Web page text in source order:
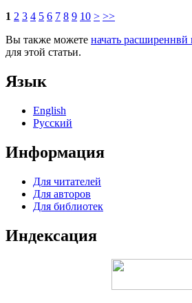
1 2 3 4 5 6 7 8 9 10 > >>
Вы также можете начать расширеннвй
для этой статьи.
Язык
English
Русский
Информация
Для читателей
Для авторов
Для библиотек
Индексация